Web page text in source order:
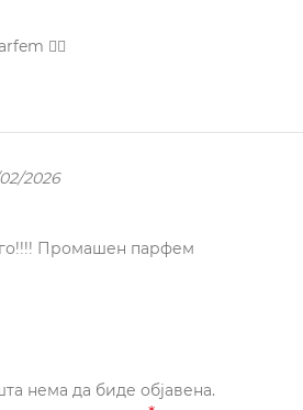
👍🏻
2026
Промашен парфем
нема да биде објавена.